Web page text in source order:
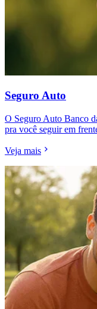
Seguro Auto
O Seguro Auto Banco
pra você seguir em
Veja mais